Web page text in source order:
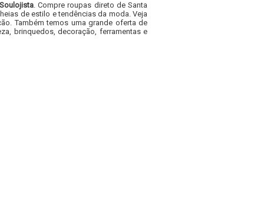
Soulojista. Compre roupas direto de Santa
de estilo e tendências da moda. Veja
Também temos uma grande oferta de
brinquedos, decoração, ferramentas e